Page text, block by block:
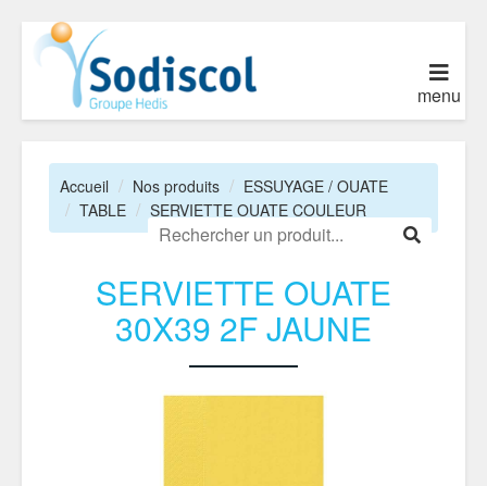
menu
Accueil Nos produits
ESSUYAGE / OUATE
TABLE
SERVIETTE OUATE COULEUR
SERVIETTE OUATE
30X39 2F JAUNE